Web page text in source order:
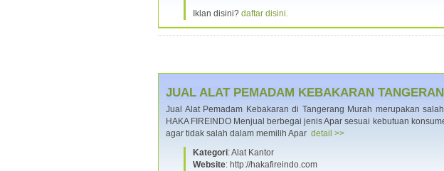
Iklan disini? daftar disini.
JUAL ALAT PEMADAM KEBAKARAN
Jual Alat Pemadam Kebakaran di Tangerang Murah merupakan
HAKA FIREINDO Menjual berbegai jenis Apar sesuai kebutuan
agar tidak salah dalam memilih Apar detail >>
Kategori: Alat Kantor
Website: http://hakafireindo.com